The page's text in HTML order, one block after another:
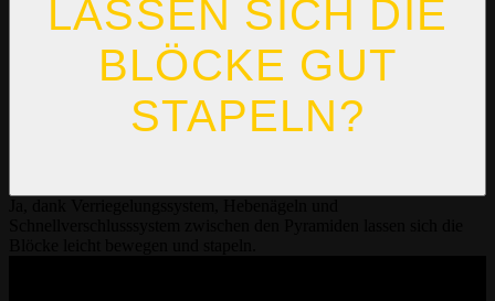
LASSEN SICH DIE
BLÖCKE GUT
STAPELN?